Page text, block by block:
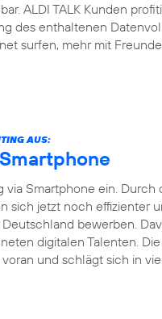
ALDI TALK Kunden
des enthaltenen
surfen, mehr mit
AUS:
Smartphone ein. Durch
sich jetzt noch effizienter
bewerben.
digitalen Talenten.
und schlägt sich in